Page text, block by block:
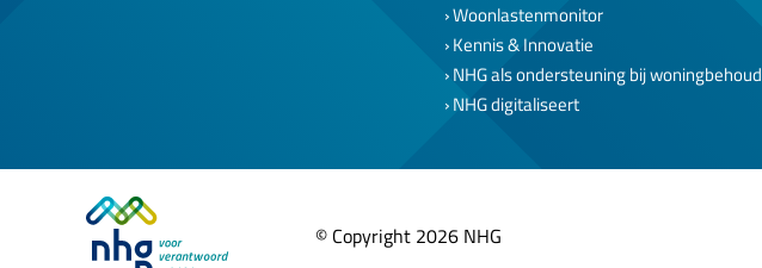
Woonlastenmonitor
Kennis & Innovatie
NHG als ondersteuning bij woningbehoud
NHG digitaliseert
© Copyright 2026 NHG